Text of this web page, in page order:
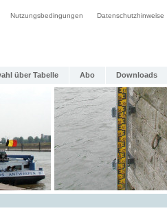
Nutzungsbedingungen Datenschutzhinweise
über Tabelle Abo Downloads